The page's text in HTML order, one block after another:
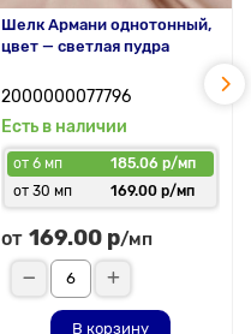
Шелк Армани однотонный,
цвет — светлая пудра
2000000077796
Есть в наличии
от 6 мп
185.06 р/мп
от 30 мп
169.00 р/мп
от 169.00 р/мп
В корзину